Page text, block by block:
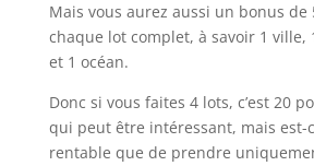
Mais vous aurez aussi un bonus
chaque lot complet, à savoir 1 ville,
et 1 océan.
Donc si vous faites 4 lots, c’est 20
qui peut être intéressant, mais est-
rentable que de prendre